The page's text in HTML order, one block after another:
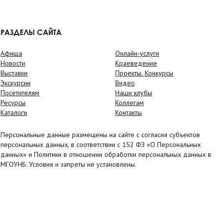
РАЗДЕЛЫ САЙТА
Афиша
Новости
Выставки
Экскурсии
Посетителям
Ресурсы
Каталоги
Онлайн-услуги
Краеведение
Проекты. Конкурсы
Видео
Наши клубы
Коллегам
Контакты
Персональные данные размещены на сайте с согласия субъектов
персональных данных, в соответствии с 152 ФЗ «О Персональных
данных» и Политики в отношении обработки персональных данных в
МГОУНБ. Условия и запреты не установлены.